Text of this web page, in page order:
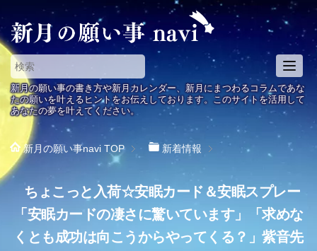
T
o
g
g
e
v
g
a
新月の願い事の書き方や新月カレンダー、新月にまつわるコラムであな
たの願いを叶えるヒントをお伝えしております。このサイトを活用して
あなたの夢を叶えてください。
新月の願い事navi TOP 新着情報
ちょこっと入荷☆安眠カード＆安眠スプレー
「安眠カードの凄さに驚いています」「求めな
くとも成功は向こうからやってくる？」紫音先